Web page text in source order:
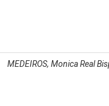
MEDEIROS, Monica Real